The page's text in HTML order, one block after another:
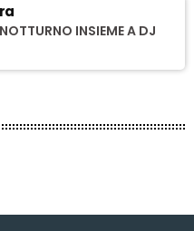
INSIEME A DJ